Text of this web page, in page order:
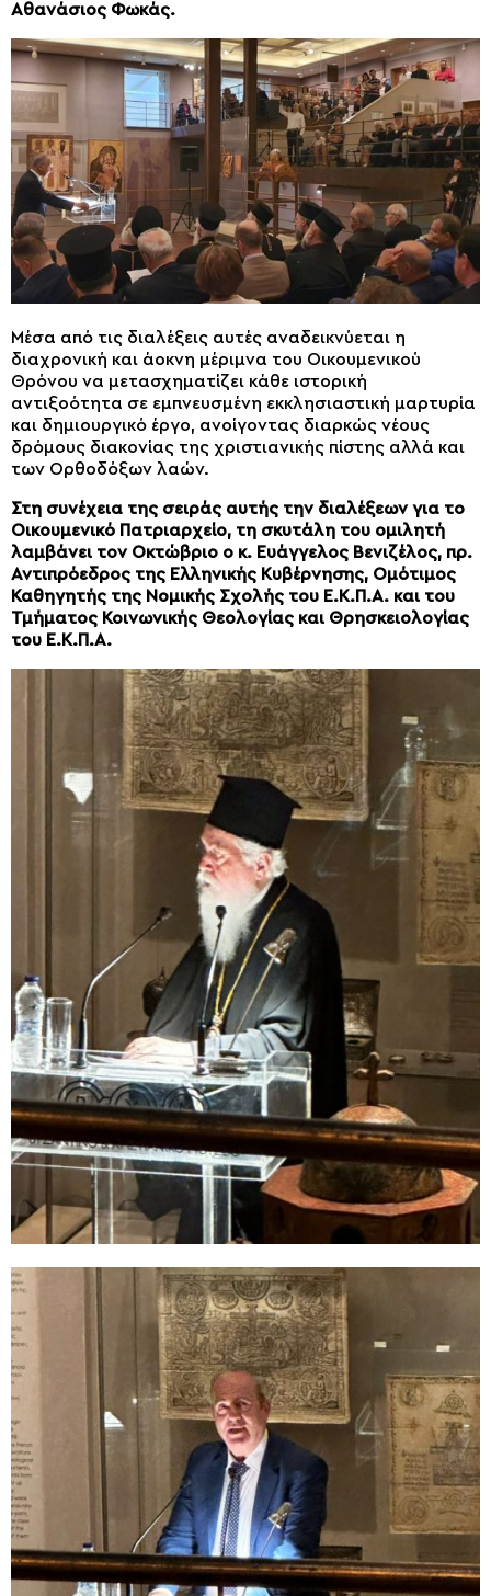
Αθανάσιος Φωκάς.
Μέσα από τις διαλέξεις αυτές αναδεικνύεται η
διαχρονική και άοκνη μέριμνα του Οικουμενικού
Θρόνου να μετασχηματίζει κάθε ιστορική
αντιξοότητα σε εμπνευσμένη εκκλησιαστική μαρτυρία
και δημιουργικό έργο, ανοίγοντας διαρκώς νέους
δρόμους διακονίας της χριστιανικής πίστης αλλά και
των Ορθοδόξων λαών.
Στη συνέχεια της σειράς αυτής την διαλέξεων για το
Οικουμενικό Πατριαρχείο, τη σκυτάλη του ομιλητή
λαμβάνει τον Οκτώβριο ο κ. Ευάγγελος Βενιζέλος, πρ.
Αντιπρόεδρος της Ελληνικής Κυβέρνησης, Ομότιμος
Καθηγητής της Νομικής Σχολής του Ε.Κ.Π.Α. και του
Τμήματος Κοινωνικής Θεολογίας και Θρησκειολογίας
του Ε.Κ.Π.Α.